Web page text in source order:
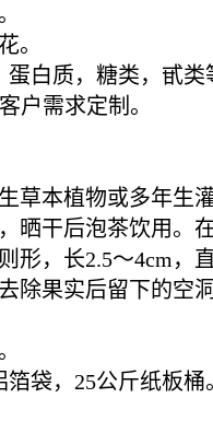
。
蛋白质，糖类，甙类
户需求定制。
草本植物或多年
晒干后泡茶饮用。
形，长2.5～4cm
除果实后留下的
袋，25公斤纸板桶